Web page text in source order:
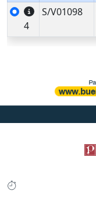
4
S/V01098